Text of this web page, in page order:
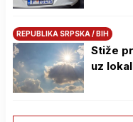
REPUBLIKA SRPSKA / BIH
Stiže
uz